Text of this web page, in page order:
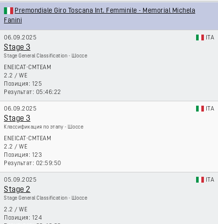
Premondiale Giro Toscana Int. Femminile - Memorial Michela
Fanini
06.09.2025 ITA
Stage 3
Stage General Classification - Шоссе
ENEICAT-CMTEAM
2.2 / WE
125
05:46:22
06.09.2025 ITA
Stage 3
Классификация по этапу - Шоссе
ENEICAT-CMTEAM
2.2 / WE
123
02:59:50
05.09.2025 ITA
Stage 2
Stage General Classification - Шоссе
2.2 / WE
124